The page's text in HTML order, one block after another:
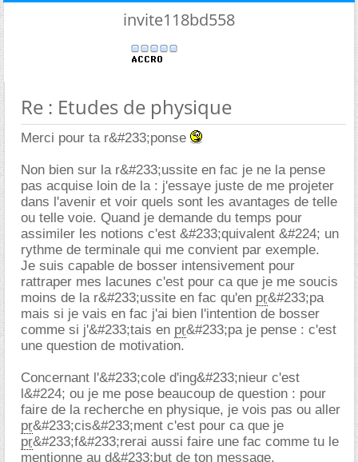
invite118bd558
Re : Etudes de physique
Merci pour ta r&#233;ponse
Non bien sur la r&#233;ussite en fac je ne la pense
pas acquise loin de la : j'essaye juste de me projeter
dans l'avenir et voir quels sont les avantages de telle
ou telle voie. Quand je demande du temps pour
assimiler les notions c'est &#233;quivalent &#224; un
rythme de terminale qui me convient par exemple.
Je suis capable de bosser intensivement pour
rattraper mes lacunes c'est pour ca que je me soucis
moins de la r&#233;ussite en fac qu'en pr&#233;pa
mais si je vais en fac j'ai bien l'intention de bosser
comme si j'&#233;tais en pr&#233;pa je pense : c'est
une question de motivation.
Concernant l'&#233;cole d'ing&#233;nieur c'est
l&#224; ou je me pose beaucoup de question : pour
faire de la recherche en physique, je vois pas ou aller
pr&#233;cis&#233;ment c'est pour ca que je
pr&#233;f&#233;rerai aussi faire une fac comme tu le
mentionne au d&#233;but de ton message.